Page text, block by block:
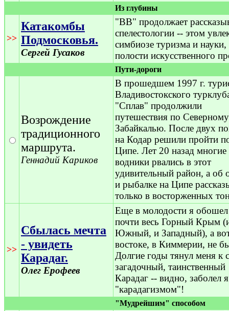
Из глубины
>>
Катакомбы
Подмосковья.
Сергей Гусаков
"ВВ" продолжает
спелестологии -- этом
симбиозе туризма и
полости искусственного
Пути-дороги
Возрождение
традиционного
маршрута.
Геннадий Кариков
В прошедшем 1997 г.
Владивостокского
"Сплав" продолжили
путешествия по Северному
Забайкалью. После двух
на Кодар решили пройти
Ципе. Лет 20 назад многие
водники рвались в этот
удивительный район, а об
и рыбалке на Ципе
только в восторженных
>>
Сбылась мечта
- увидеть
Карадаг.
Олег Ерофеев
Еще в молодости я обошел
почти весь Горный Крым
Южный, и Западный), а
востоке, в Киммерии, не
Долгие годы тянул меня к
загадочный, таинственный
Карадаг -- видно, заболел я
"карадагизмом"!
"Мудрейшим" способом